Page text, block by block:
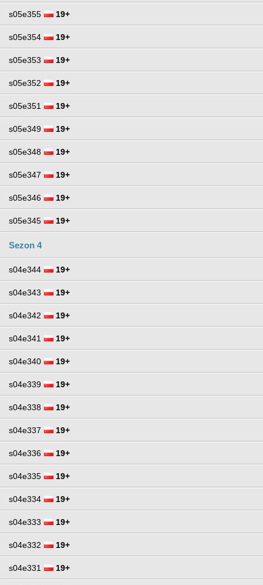
s05e355 19+
s05e354 19+
s05e353 19+
s05e352 19+
s05e351 19+
s05e349 19+
s05e348 19+
s05e347 19+
s05e346 19+
s05e345 19+
Sezon 4
s04e344 19+
s04e343 19+
s04e342 19+
s04e341 19+
s04e340 19+
s04e339 19+
s04e338 19+
s04e337 19+
s04e336 19+
s04e335 19+
s04e334 19+
s04e333 19+
s04e332 19+
s04e331 19+